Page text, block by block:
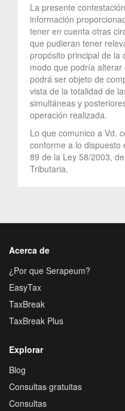
La presente
información
tener en cuenta otras
que pudieran tener
propósito principal de la
modo que podría
podrá ser objeto de
vista de la totalidad de
simultáneas y
operación realizada.
Lo que comunico a Vd.
conforme a lo dispuesto
89 de la Ley 58/2003,
Tributaria.
Acerca de
¿Por que Serapeum?
EasyTax
TaxBreak
TaxBreak Plus
Explorar
Blog
Consultas gratuitas
Consultas